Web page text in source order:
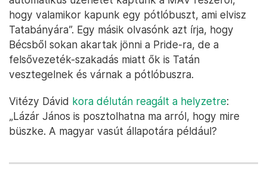
hogy valamikor kapunk egy pótlóbuszt, ami elvisz
Tatabányára”. Egy másik olvasónk azt írja, hogy
Bécsből sokan akartak jönni a Pride-ra, de a
felsővezeték-szakadás miatt ők is Tatán
vesztegelnek és várnak a pótlóbuszra.
Vitézy Dávid kora délután reagált a helyzetre:
„Lázár János is posztolhatna ma arról, hogy mire
büszke. A magyar vasút állapotára például?